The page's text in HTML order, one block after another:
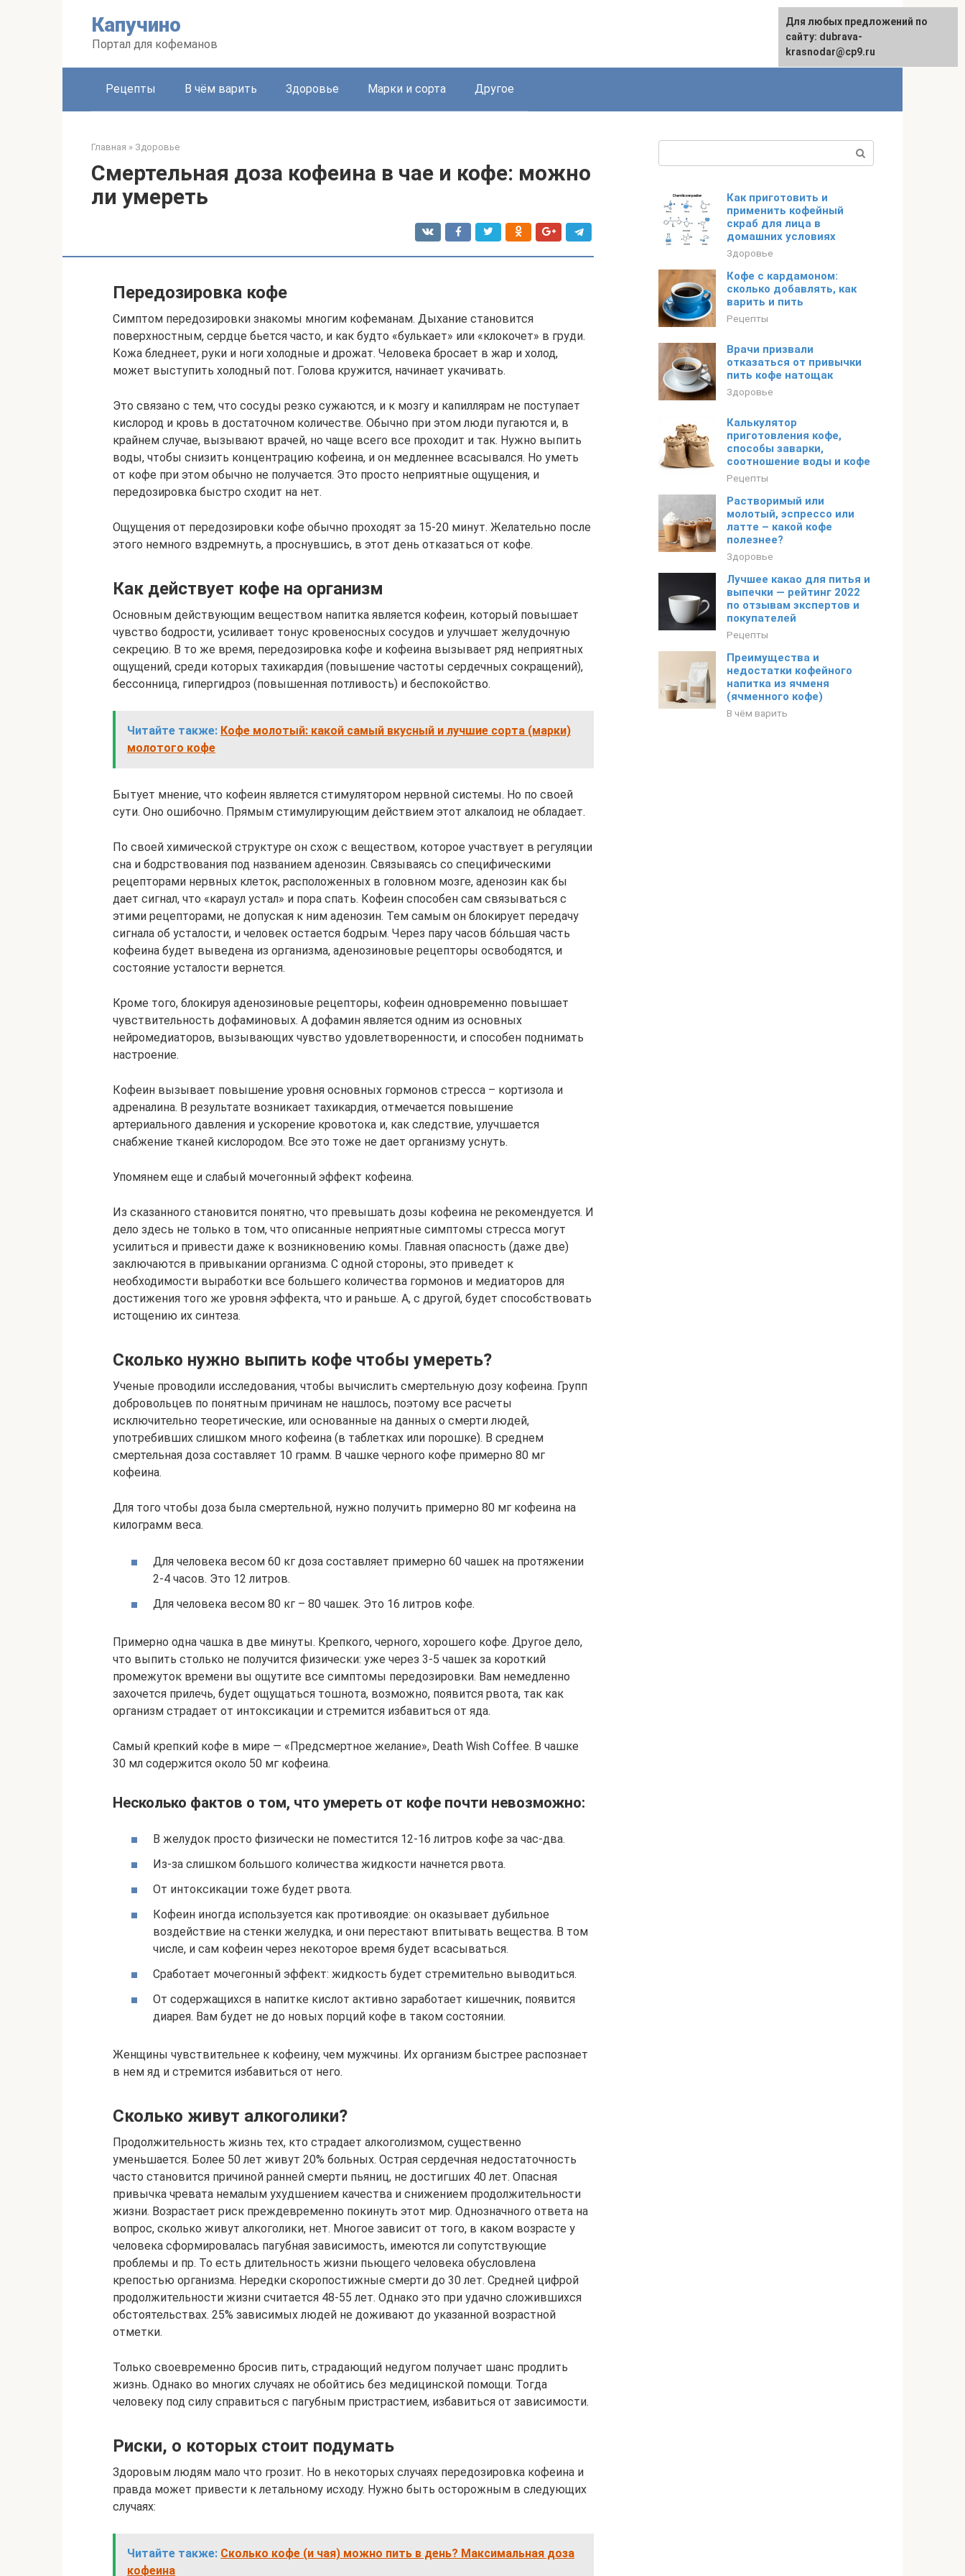
Капучино
Портал для кофеманов
Рецепты В чём варить Здоровье Марки и сорта Другое
Главная » Здоровье
Смертельная доза кофеина в чае и кофе: можно
ли умереть
Передозировка кофе
Симптом передозировки знакомы многим кофеманам. Дыхание становится
поверхностным, сердце бьется часто, и как будто «булькает» или «клокочет» в груди.
Кожа бледнеет, руки и ноги холодные и дрожат. Человека бросает в жар и холод,
может выступить холодный пот. Голова кружится, начинает укачивать.
Это связано с тем, что сосуды резко сужаются, и к мозгу и капиллярам не поступает
кислород и кровь в достаточном количестве. Обычно при этом люди пугаются и, в
крайнем случае, вызывают врачей, но чаще всего все проходит и так. Нужно выпить
воды, чтобы снизить концентрацию кофеина, и он медленнее всасывался. Но уметь
от кофе при этом обычно не получается. Это просто неприятные ощущения, и
передозировка быстро сходит на нет.
Ощущения от передозировки кофе обычно проходят за 15-20 минут. Желательно после
этого немного вздремнуть, а проснувшись, в этот день отказаться от кофе.
Как действует кофе на организм
Основным действующим веществом напитка является кофеин, который повышает
чувство бодрости, усиливает тонус кровеносных сосудов и улучшает желудочную
секрецию. В то же время, передозировка кофе и кофеина вызывает ряд неприятных
ощущений, среди которых тахикардия (повышение частоты сердечных сокращений),
бессонница, гипергидроз (повышенная потливость) и беспокойство.
Читайте также: Кофе молотый: какой самый вкусный и лучшие сорта (марки)
молотого кофе
Бытует мнение, что кофеин является стимулятором нервной системы. Но по своей
сути. Оно ошибочно. Прямым стимулирующим действием этот алкалоид не обладает.
По своей химической структуре он схож с веществом, которое участвует в регуляции
сна и бодрствования под названием аденозин. Связываясь со специфическими
рецепторами нервных клеток, расположенных в головном мозге, аденозин как бы
дает сигнал, что «караул устал» и пора спать. Кофеин способен сам связываться с
этими рецепторами, не допуская к ним аденозин. Тем самым он блокирует передачу
сигнала об усталости, и человек остается бодрым. Через пару часов бо́льшая часть
кофеина будет выведена из организма, аденозиновые рецепторы освободятся, и
состояние усталости вернется.
Кроме того, блокируя аденозиновые рецепторы, кофеин одновременно повышает
чувствительность дофаминовых. А дофамин является одним из основных
нейромедиаторов, вызывающих чувство удовлетворенности, и способен поднимать
настроение.
Кофеин вызывает повышение уровня основных гормонов стресса – кортизола и
адреналина. В результате возникает тахикардия, отмечается повышение
артериального давления и ускорение кровотока и, как следствие, улучшается
снабжение тканей кислородом. Все это тоже не дает организму уснуть.
Упомянем еще и слабый мочегонный эффект кофеина.
Из сказанного становится понятно, что превышать дозы кофеина не рекомендуется. И
дело здесь не только в том, что описанные неприятные симптомы стресса могут
усилиться и привести даже к возникновению комы. Главная опасность (даже две)
заключаются в привыкании организма. С одной стороны, это приведет к
необходимости выработки все большего количества гормонов и медиаторов для
достижения того же уровня эффекта, что и раньше. А, с другой, будет способствовать
истощению их синтеза.
Сколько нужно выпить кофе чтобы умереть?
Ученые проводили исследования, чтобы вычислить смертельную дозу кофеина. Групп
добровольцев по понятным причинам не нашлось, поэтому все расчеты
исключительно теоретические, или основанные на данных о смерти людей,
употребивших слишком много кофеина (в таблетках или порошке). В среднем
смертельная доза составляет 10 грамм. В чашке черного кофе примерно 80 мг
кофеина.
Для того чтобы доза была смертельной, нужно получить примерно 80 мг кофеина на
килограмм веса.
Для человека весом 60 кг доза составляет примерно 60 чашек на протяжении
2-4 часов. Это 12 литров.
Для человека весом 80 кг – 80 чашек. Это 16 литров кофе.
Примерно одна чашка в две минуты. Крепкого, черного, хорошего кофе. Другое дело,
что выпить столько не получится физически: уже через 3-5 чашек за короткий
промежуток времени вы ощутите все симптомы передозировки. Вам немедленно
захочется прилечь, будет ощущаться тошнота, возможно, появится рвота, так как
организм страдает от интоксикации и стремится избавиться от яда.
Самый крепкий кофе в мире — «Предсмертное желание», Death Wish Coffee. В чашке
30 мл содержится около 50 мг кофеина.
Несколько фактов о том, что умереть от кофе почти невозможно:
В желудок просто физически не поместится 12-16 литров кофе за час-два.
Из-за слишком большого количества жидкости начнется рвота.
От интоксикации тоже будет рвота.
Кофеин иногда используется как противоядие: он оказывает дубильное
воздействие на стенки желудка, и они перестают впитывать вещества. В том
числе, и сам кофеин через некоторое время будет всасываться.
Сработает мочегонный эффект: жидкость будет стремительно выводиться.
От содержащихся в напитке кислот активно заработает кишечник, появится
диарея. Вам будет не до новых порций кофе в таком состоянии.
Женщины чувствительнее к кофеину, чем мужчины. Их организм быстрее распознает
в нем яд и стремится избавиться от него.
Сколько живут алкоголики?
Продолжительность жизнь тех, кто страдает алкоголизмом, существенно
уменьшается. Более 50 лет живут 20% больных. Острая сердечная недостаточность
часто становится причиной ранней смерти пьяниц, не достигших 40 лет. Опасная
привычка чревата немалым ухудшением качества и снижением продолжительности
жизни. Возрастает риск преждевременно покинуть этот мир. Однозначного ответа на
вопрос, сколько живут алкоголики, нет. Многое зависит от того, в каком возрасте у
человека сформировалась пагубная зависимость, имеются ли сопутствующие
проблемы и пр. То есть длительность жизни пьющего человека обусловлена
крепостью организма. Нередки скоропостижные смерти до 30 лет. Средней цифрой
продолжительности жизни считается 48-55 лет. Однако это при удачно сложившихся
обстоятельствах. 25% зависимых людей не доживают до указанной возрастной
отметки.
Только своевременно бросив пить, страдающий недугом получает шанс продлить
жизнь. Однако во многих случаях не обойтись без медицинской помощи. Тогда
человеку под силу справиться с пагубным пристрастием, избавиться от зависимости.
Риски, о которых стоит подумать
Здоровым людям мало что грозит. Но в некоторых случаях передозировка кофеина и
правда может привести к летальному исходу. Нужно быть осторожным в следующих
случаях:
Читайте также: Сколько кофе (и чая) можно пить в день? Максимальная доза
кофеина
Как приготовить и
применить кофейный
скраб для лица в
домашних условиях
Здоровье
Кофе с кардамоном:
сколько добавлять, как
варить и пить
Рецепты
Врачи призвали
отказаться от привычки
пить кофе натощак
Здоровье
Калькулятор
приготовления кофе,
способы заварки,
соотношение воды и кофе
Рецепты
Растворимый или
молотый, эспрессо или
латте – какой кофе
полезнее?
Здоровье
Лучшее какао для питья и
выпечки — рейтинг 2022
по отзывам экспертов и
покупателей
Рецепты
Преимущества и
недостатки кофейного
напитка из ячменя
(ячменного кофе)
В чём варить
Для любых предложений по
сайту: dubrava-
krasnodar@cp9.ru